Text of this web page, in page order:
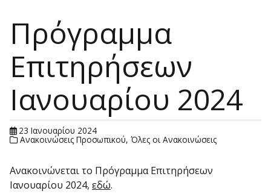
Πρόγραμμα
Επιτηρήσεων
Ιανουαρίου 2024
23 Ιανουαρίου 2024
Ανακοινώσεις Προσωπικού,Όλες οι Ανακοινώσεις
Ανακοινώνεται το Πρόγραμμα Επιτηρήσεων
Ιανουαρίου 2024, εδώ.